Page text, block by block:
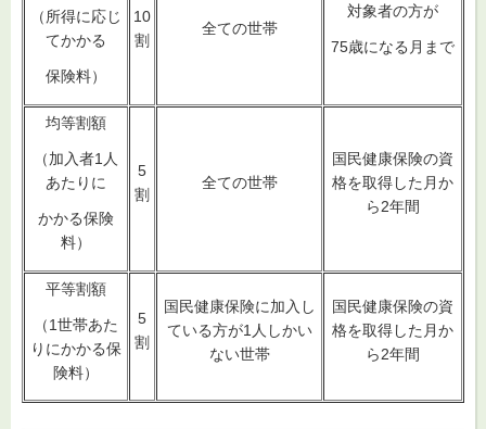
（所得に応じ
てかかる
保険料）
10
割
全ての世帯
対象者の方が
75歳になる月まで
均等割額
（加入者1人
あたりに
かかる保険
料）
5
割
全ての世帯
国民健康保険の資
格を取得した月か
ら2年間
平等割額
（1世帯あた
りにかかる保
険料）
5
割
国民健康保険に加入し
ている方が1人しかい
ない世帯
国民健康保険の資
格を取得した月か
ら2年間